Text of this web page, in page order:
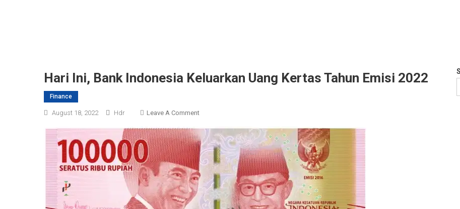
Hari Ini, Bank Indonesia Keluarkan Uang Kertas Tahun Emisi 2022
Finance
August 18, 2022 Hdr Leave A CommentOn
Ini,
Bank
Indonesia
Keluarkan
Uang
Kertas
Tahun